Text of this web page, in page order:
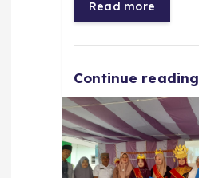
o
k
p m
Read more
Continue reading